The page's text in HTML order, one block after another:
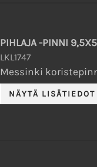
PIHLAJA -PINNI
LKL1747
Messinki